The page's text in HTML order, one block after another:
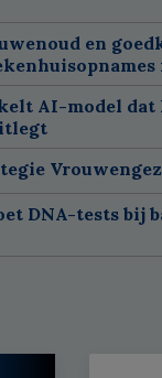
en
AI-model dat
DNA-tests bij